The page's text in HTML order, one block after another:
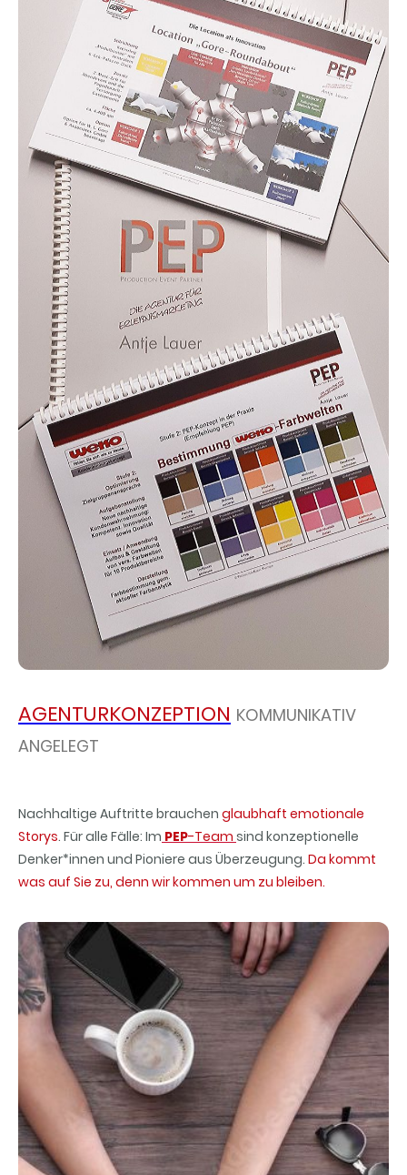
AGENTURKONZEPTION KOMMUNIKATIV
ANGELEGT
Nachhaltige Auftritte brauchen glaubhaft emotionale
Storys. Für alle Fälle: Im PEP-Team sind konzeptionelle
Denker*innen und Pioniere aus Überzeugung. Da kommt
was auf Sie zu, denn wir kommen um zu bleiben.